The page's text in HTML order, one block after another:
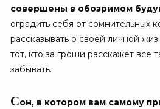
совершены в обозримом
оградить себя от сомнительных
рассказывать о своей личной
тот, кто за гроши расскажет все
забывать.
Сон, в котором вам самому